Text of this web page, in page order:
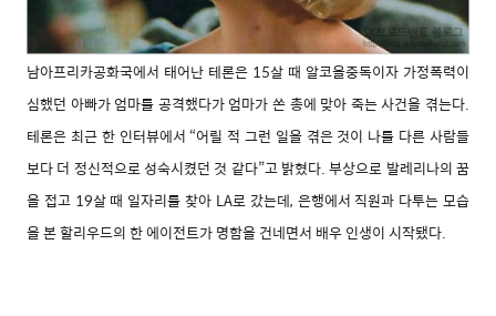
남아프리카공화국에서 태어난 테론은 15살 때 알코올중독이자 가정폭력이
심했던 아빠가 엄마를 공격했다가 엄마가 쏜 총에 맞아 죽는 사건을 겪는다.
테론은 최근 한 인터뷰에서 “어릴 적 그런 일을 겪은 것이 나를 다른 사람들
보다 더 정신적으로 성숙시켰던 것 같다”고 밝혔다. 부상으로 발레리나의 꿈
을 접고 19살 때 일자리를 찾아 LA로 갔는데, 은행에서 직원과 다투는 모습
을 본 할리우드의 한 에이전트가 명함을 건네면서 배우 인생이 시작됐다.